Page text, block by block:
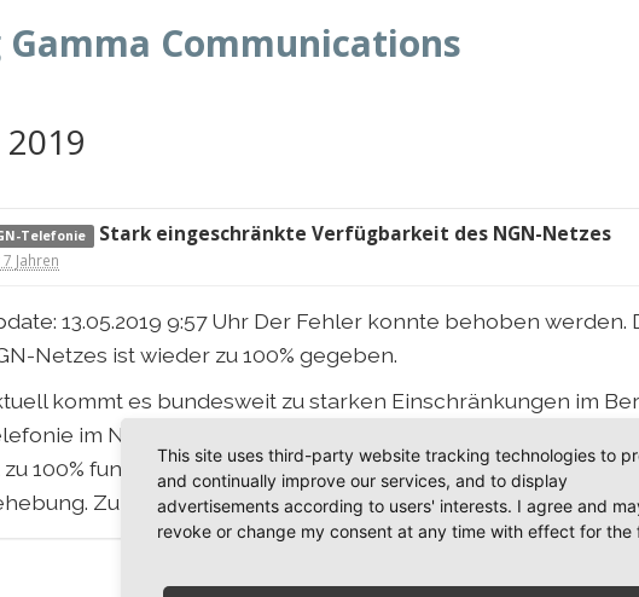
Communications
Telefonie Stark eingeschränkte Verfügbarkeit des NGN-Netzes
Jahren
13.05.2019 9:57 Uhr Der Fehler konnte behoben
Netzes ist wieder zu 100% gegeben.
kommt es bundesweit zu starken Einschränkungen im
im NGN-Netz. Der Ausfall liegt bei ca. 90 %.
zu 100% funktionstüchtig. Die Techniker arbeiten mit
Zum Zeitfenster kann aktuell noch keine Aussage
This site uses third-party website tracking technologies to
and continually improve our services, and to display
advertisements according to users' interests. I agree and
revoke or change my consent at any time with effect for the